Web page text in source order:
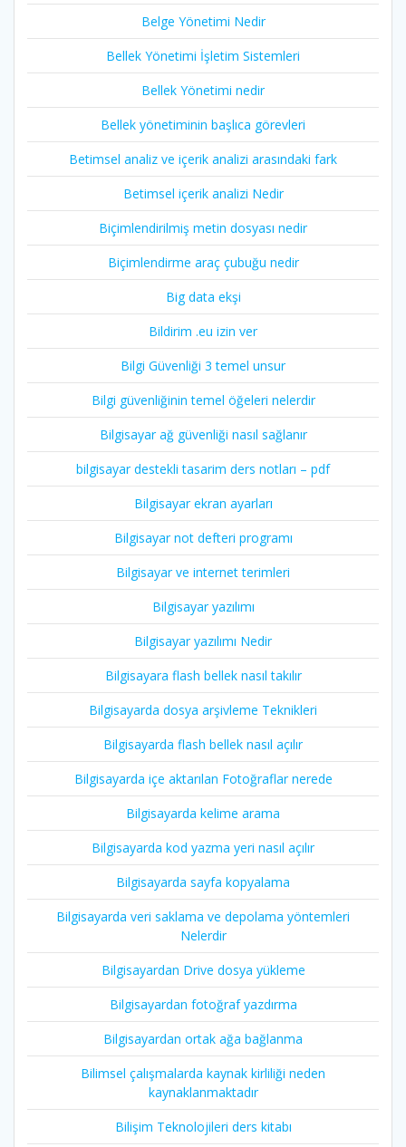
Belge Yönetimi Nedir
Bellek Yönetimi İşletim Sistemleri
Bellek Yönetimi nedir
Bellek yönetiminin başlıca görevleri
Betimsel analiz ve içerik analizi arasındaki fark
Betimsel içerik analizi Nedir
Biçimlendirilmiş metin dosyası nedir
Biçimlendirme araç çubuğu nedir
Big data ekşi
Bildirim .eu izin ver
Bilgi Güvenliği 3 temel unsur
Bilgi güvenliğinin temel öğeleri nelerdir
Bilgisayar ağ güvenliği nasıl sağlanır
bilgisayar destekli tasarim ders notları – pdf
Bilgisayar ekran ayarları
Bilgisayar not defteri programı
Bilgisayar ve internet terimleri
Bilgisayar yazılımı
Bilgisayar yazılımı Nedir
Bilgisayara flash bellek nasıl takılır
Bilgisayarda dosya arşivleme Teknikleri
Bilgisayarda flash bellek nasıl açılır
Bilgisayarda içe aktarılan Fotoğraflar nerede
Bilgisayarda kelime arama
Bilgisayarda kod yazma yeri nasıl açılır
Bilgisayarda sayfa kopyalama
Bilgisayarda veri saklama ve depolama yöntemleri
Nelerdir
Bilgisayardan Drive dosya yükleme
Bilgisayardan fotoğraf yazdırma
Bilgisayardan ortak ağa bağlanma
Bilimsel çalışmalarda kaynak kirliliği neden
kaynaklanmaktadır
Bilişim Teknolojileri ders kitabı